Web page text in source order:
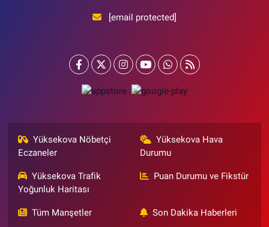
[email protected]
Yüksekova Nöbetçi
Eczaneler
Yüksekova Hava
Durumu
Yüksekova Trafik
Yoğunluk Haritası
Puan Durumu ve Fikstür
Tüm Manşetler Son Dakika Haberleri